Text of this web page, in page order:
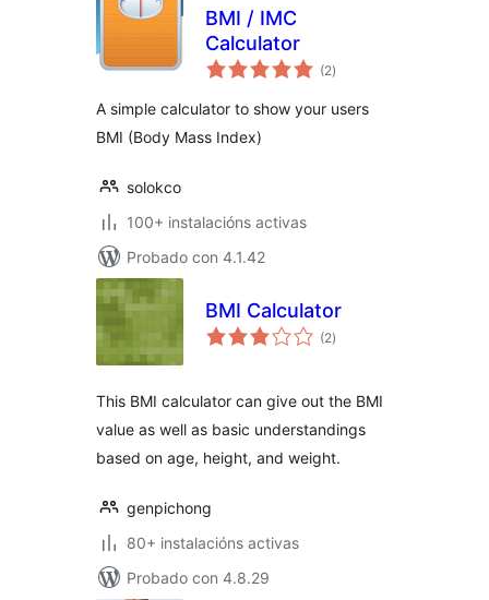
BMI / IMC
Calculator
(2valoracións
totais
)
A simple calculator to show your users
BMI (Body Mass Index)
solokco
100+ instalacións activas
Probado con 4.1.42
BMI Calculator
(2valoracións
totais
)
This BMI calculator can give out the BMI
value as well as basic understandings
based on age, height, and weight.
genpichong
80+ instalacións activas
Probado con 4.8.29